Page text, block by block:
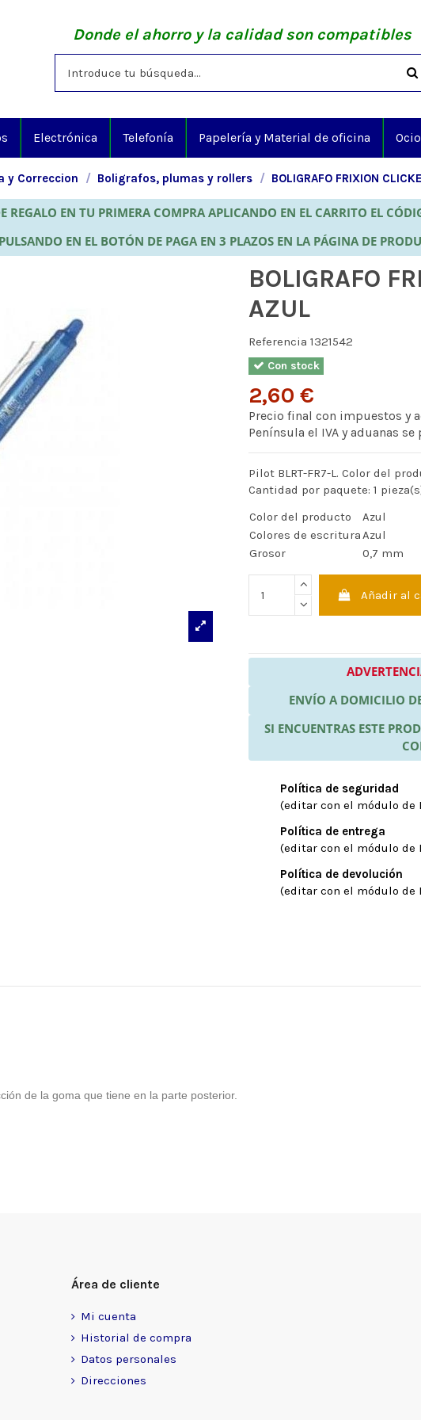
Donde el ahorro y la calidad son compatibles
Electrónica Telefonía Papelería y Material de oficina Ocio
y Correccion Boligrafos, plumas y rollers BOLIGRAFO FRIXION
REGALO EN TU PRIMERA COMPRA APLICANDO EN EL CARRITO EL
EN EL BOTÓN DE PAGA EN 3 PLAZOS EN LA PÁGINA DE
BOLIGRAFO
AZUL
Referencia 1321542
Con stock
2,60 €
Precio final con impuestos y
Península el IVA y aduanas
Pilot BLRT-FR7-L. Color del
Cantidad por paquete: 1
Color del producto
Azul
Colores de escritura Azul
Grosor
0,7 mm
Añadir al
ENVÍO A DOMICILIO
SI ENCUENTRAS ESTE
Política de seguridad
(editar con el módulo de
Política de entrega
(editar con el módulo de
Política de devolución
(editar con el módulo de
de la goma que tiene en la parte posterior.
Área de cliente
Mi cuenta
Historial de compra
Datos personales
Direcciones